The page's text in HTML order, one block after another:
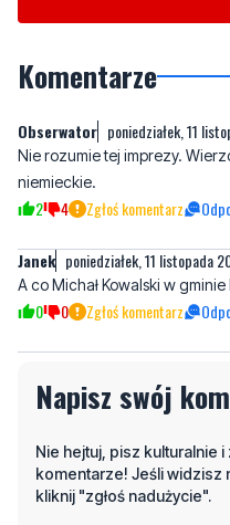
Komentarze
Obserwator poniedziałek, 11
Nie rozumie tej imprezy.
niemieckie.
2 4 Zgłoś komentarz
Janek poniedziałek, 11 listopada
A co Michał Kowalski w
0 0 Zgłoś komentarz
Napisz swój
Nie hejtuj, pisz kulturalnie
komentarze! Jeśli widzisz
kliknij "zgłoś nadużycie".